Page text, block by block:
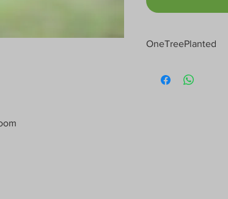
OneTreePlanted
inzet voor de